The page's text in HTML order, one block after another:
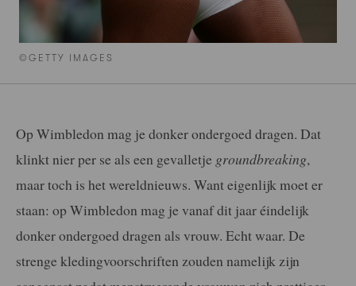
©GETTY IMAGES
Op Wimbledon mag je donker ondergoed dragen. Dat
klinkt nier per se als een gevalletje groundbreaking,
maar toch is het wereldnieuws. Want eigenlijk moet er
staan: op Wimbledon mag je vanaf dit jaar éindelijk
donker ondergoed dragen als vrouw. Echt waar. De
strenge kledingvoorschriften zouden namelijk zijn